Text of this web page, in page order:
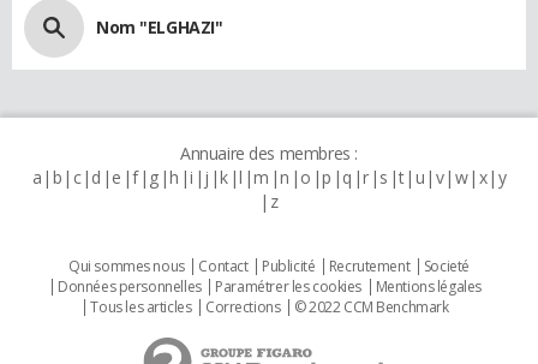
Nom "ELGHAZI"
Annuaire des membres :
a b c d e f g h i j k l m n o p q r s t u v w x y
z
Qui sommes nous Contact Publicité Recrutement
Societé
Données personnelles
Paramétrer les cookies
Mentions légales
Tous les articles
Corrections © 2022 CCM Benchmark